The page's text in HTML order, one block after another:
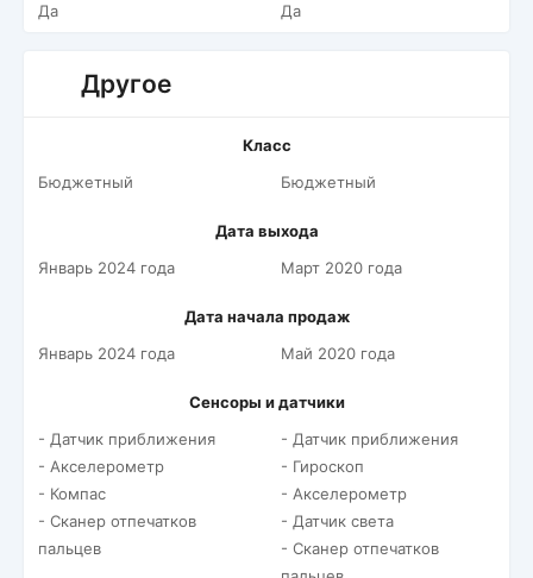
Да
Да
Другое
Класс
Бюджетный
Бюджетный
Дата выхода
Январь 2024 года
Март 2020 года
Дата начала продаж
Январь 2024 года
Май 2020 года
Сенсоры и датчики
- Датчик приближения
- Акселерометр
- Компас
- Сканер отпечатков
пальцев
- Датчик приближения
- Гироскоп
- Акселерометр
- Датчик света
- Сканер отпечатков